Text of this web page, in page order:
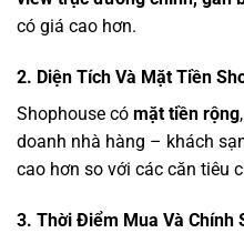
có giá cao hơn.
2. Diện Tích Và Mặt Tiền
Shophouse có mặt tiền rộng
doanh nhà hàng – khách
cao hơn so với các căn tiêu
3. Thời Điểm Mua Và Chính